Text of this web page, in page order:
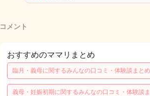
コメント
おすすめのママリまとめ
臨月・義母に関するみんなの口コミ・体験談まとめ
義母・妊娠初期に関するみんなの口コミ・体験談